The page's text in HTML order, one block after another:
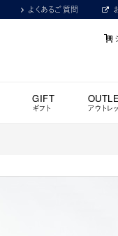
よくあるご質問
GIFT
ギフト アウトレ